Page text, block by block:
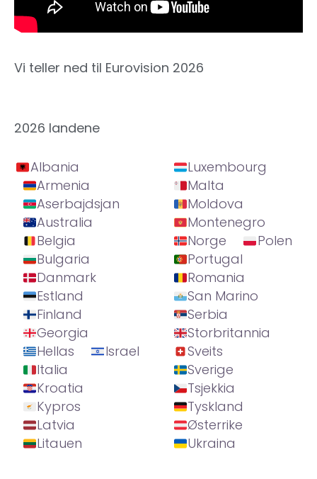
Vi teller ned til Eurovision 2026
2026 landene
Albania
Armenia
Aserbajdsjan
Australia
Belgia
Bulgaria
Danmark
Estland
Finland
Georgia
Hellas
Israel
Italia
Kroatia
Kypros
Latvia
Litauen
Luxembourg
Malta
Moldova
Montenegro
Norge
Polen
Portugal
Romania
San Marino
Serbia
Storbritannia
Sveits
Sverige
Tsjekkia
Tyskland
Østerrike
Ukraina